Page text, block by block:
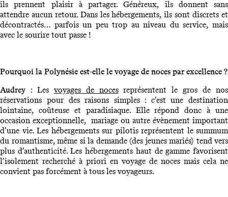
ils prennent plaisir à partager. Généreux, ils donnent sans
attendre aucun retour. Dans les hébergements, ils sont discrets et
décontractés… parfois un peu trop au niveau du service, mais
avec le sourire tout passe !
Pourquoi la Polynésie est-elle le voyage de noces par excellence ?
Audrey : Les voyages de nocesreprésentent le gros de nos
réservations pour des raisons simples : c’est une destination
lointaine, coûteuse et paradisiaque. Elle répond donc à une
occasion exceptionnelle, mariage ou autre évènement important
d’une vie. Les hébergements sur pilotis représentent le summum
du romantisme, même si la demande (des jeunes mariés) tend vers
plus d’authenticité. Les hébergements haut de gamme favorisent
l’isolement recherché à priori en voyage de noces mais cela ne
convient pas forcément à tous les voyageurs.